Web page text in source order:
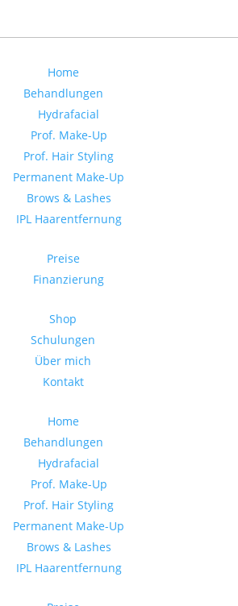
Home
Behandlungen
Hydrafacial
Prof. Make-Up
Prof. Hair Styling
Permanent Make-Up
Brows & Lashes
IPL Haarentfernung
Preise
Finanzierung
Shop
Schulungen
Über mich
Kontakt
Home
Behandlungen
Hydrafacial
Prof. Make-Up
Prof. Hair Styling
Permanent Make-Up
Brows & Lashes
IPL Haarentfernung